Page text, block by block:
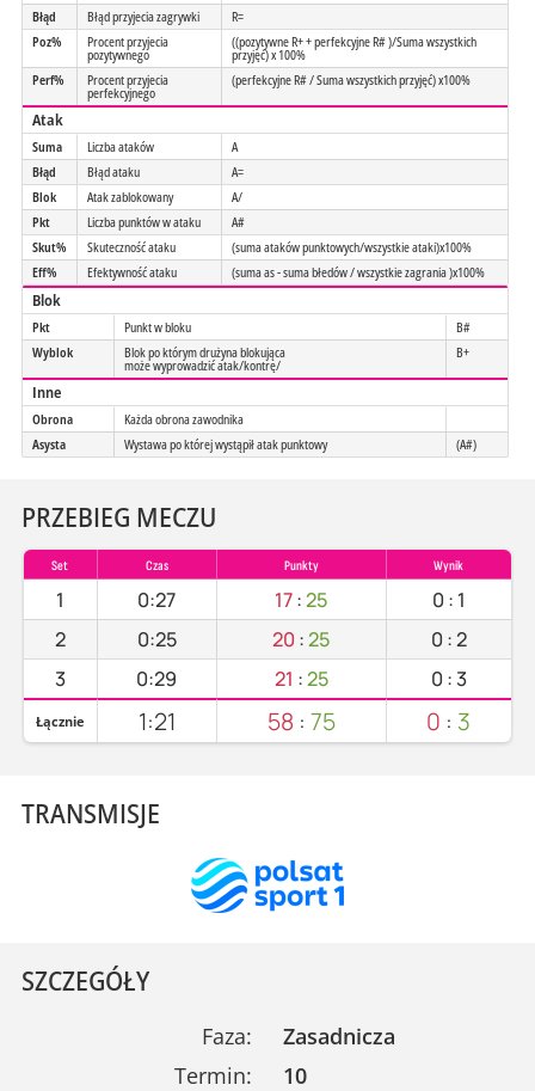
Błąd
Błąd przyjecia zagrywki
R=
Poz%
Procent przyjecia
pozytywnego
((pozytywne R+ + perfekcyjne R# )/Suma wszystkich
przyjęć) x 100%
Perf%
Procent przyjecia
perfekcyjnego
(perfekcyjne R# / Suma wszystkich przyjęć) x100%
Atak
Suma Liczba ataków
A
Błąd
Błąd ataku
A=
Blok
Atak zablokowany
A/
Pkt
Liczba punktów w ataku
A#
Skut%
Skuteczność ataku
(suma ataków punktowych/wszystkie ataki)x100%
Eff%
Efektywność ataku (suma as - suma błedów / wszystkie zagrania )x100%
Blok
Pkt Punkt w bloku
B#
Wyblok
Blok po którym drużyna blokująca
może wyprowadzić atak/kontrę/
B+
Inne
Obrona
Każda obrona zawodnika
Asysta
Wystawa po której wystąpił atak punktowy (A#)
PRZEBIEG MECZU
Set Czas Punkty Wynik
1 0:27 17:25 0 : 1
2
0:25 20 :25 0 :2
3
0:29 21 :25 0 :3
Łącznie 1:21 58 : 75 0 : 3
TRANSMISJE
SZCZEGÓŁY
Faza:
Zasadnicza
Termin:
10